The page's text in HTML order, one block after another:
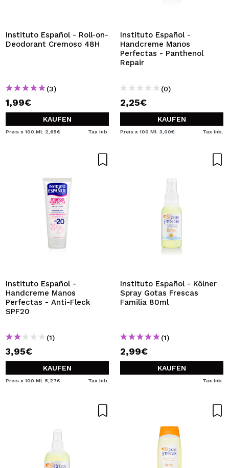
Instituto Español - Roll-on-
Deodorant Cremoso 48H
(3)
1,99€
KAUFEN
Preis x 100 Ml: 2,65€ Tax Inb.
Instituto Español -
Handcreme Manos
Perfectas - Panthenol
Repair
(0)
2,25€
KAUFEN
Preis x 100 Ml: 3,00€ Tax Inb.
Instituto Español -
Handcreme Manos
Perfectas - Anti-Fleck
SPF20
(1)
3,95€
KAUFEN
Preis x 100 Ml: 5,27€ Tax Inb.
Instituto Español - Kölner
Spray Gotas Frescas
Familia 80ml
(1)
2,99€
KAUFEN
Tax Inb.